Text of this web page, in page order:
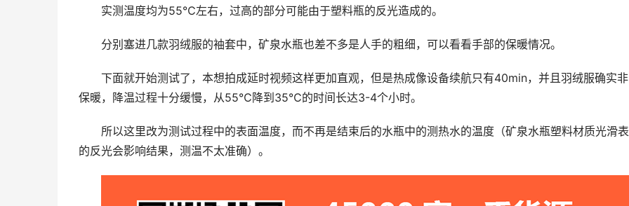
实测温度均为55℃左右，过高的部分可能由于塑料瓶的反光造成的。
分别塞进几款羽绒服的袖套中，矿泉水瓶也差不多是人手的粗细，可以看看手部的保暖情况。
下面就开始测试了，本想拍成延时视频这样更加直观，但是热成像设备续航只有40min，并且羽绒服确实
保暖，降温过程十分缓慢，从55℃降到35℃的时间长达3-4个小时。
所以这里改为测试过程中的表面温度，而不再是结束后的水瓶中的测热水的温度（矿泉水瓶塑料材质光滑
的反光会影响结果，测温不太准确）。